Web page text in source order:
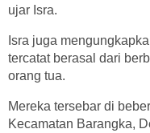
ujar Isra.
Isra juga
tercatat berasal dari
orang tua.
Mereka tersebar di
Kecamatan Barangka,